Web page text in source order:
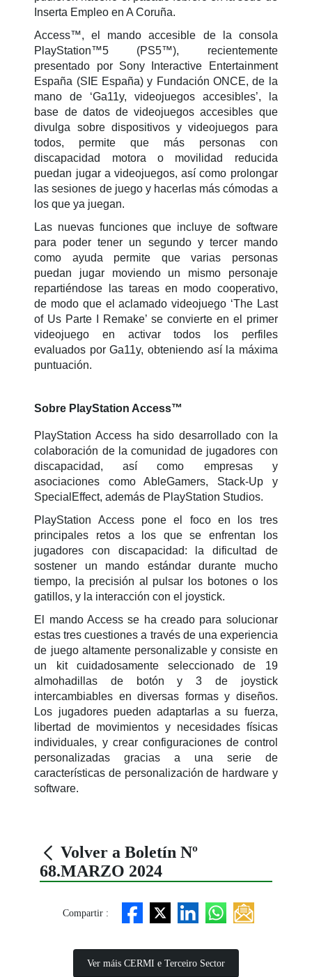
Inserta Empleo en A Coruña.
Access™, el mando accesible de la consola
PlayStation™5 (PS5™), recientemente
presentado por Sony Interactive Entertainment
España (SIE España) y Fundación ONCE, de la
mano de ‘Ga11y, videojuegos accesibles’, la
base de datos de videojuegos accesibles que
divulga sobre dispositivos y videojuegos para
todos, permite que más personas con
discapacidad motora o movilidad reducida
puedan jugar a videojuegos, así como prolongar
las sesiones de juego y hacerlas más cómodas a
los que ya juegan.
Las nuevas funciones que incluye de software
para poder tener un segundo y tercer mando
como ayuda permite que varias personas
puedan jugar moviendo un mismo personaje
repartiéndose las tareas en modo cooperativo,
de modo que el aclamado videojuego ‘The Last
of Us Parte I Remake’ se convierte en el primer
videojuego en activar todos los perfiles
evaluados por Ga11y, obteniendo así la máxima
puntuación.
Sobre PlayStation Access™
PlayStation Access ha sido desarrollado con la
colaboración de la comunidad de jugadores con
discapacidad, así como empresas y
asociaciones como AbleGamers, Stack-Up y
SpecialEffect, además de PlayStation Studios.
PlayStation Access pone el foco en los tres
principales retos a los que se enfrentan los
jugadores con discapacidad: la dificultad de
sostener un mando estándar durante mucho
tiempo, la precisión al pulsar los botones o los
gatillos, y la interacción con el joystick.
El mando Access se ha creado para solucionar
estas tres cuestiones a través de una experiencia
de juego altamente personalizable y consiste en
un kit cuidadosamente seleccionado de 19
almohadillas de botón y 3 de joystick
intercambiables en diversas formas y diseños.
Los jugadores pueden adaptarlas a su fuerza,
libertad de movimientos y necesidades físicas
individuales, y crear configuraciones de control
personalizadas gracias a una serie de
características de personalización de hardware y
software.
Volver a Boletín Nº
68.MARZO 2024
Compartir :
Ver máis CERMI e Terceiro Sector